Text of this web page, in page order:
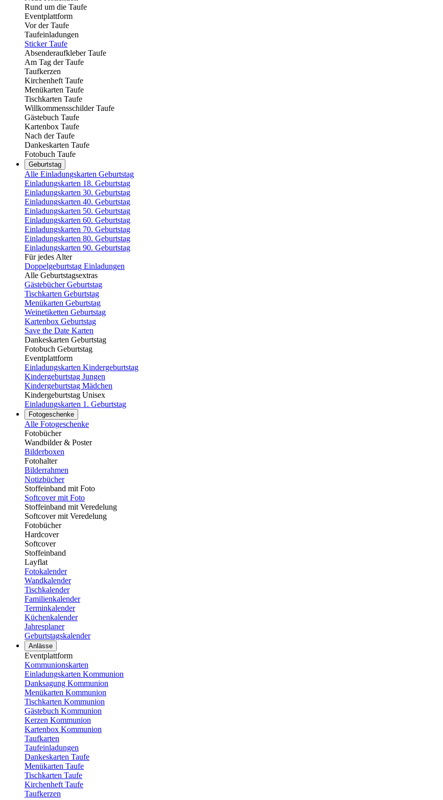
Rund um die Taufe
Eventplattform
Vor der Taufe
Taufeinladungen
Sticker Taufe
Absenderaufkleber Taufe
Am Tag der Taufe
Taufkerzen
Kirchenheft Taufe
Menükarten Taufe
Tischkarten Taufe
Willkommensschilder Taufe
Gästebuch Taufe
Kartenbox Taufe
Nach der Taufe
Dankeskarten Taufe
Fotobuch Taufe
Geburtstag
Alle Einladungskarten Geburtstag
Einladungskarten 18. Geburtstag
Einladungskarten 30. Geburtstag
Einladungskarten 40. Geburtstag
Einladungskarten 50. Geburtstag
Einladungskarten 60. Geburtstag
Einladungskarten 70. Geburtstag
Einladungskarten 80. Geburtstag
Einladungskarten 90. Geburtstag
Für jedes Alter
Doppelgeburtstag Einladungen
Alle Geburtstagsextras
Gästebücher Geburtstag
Tischkarten Geburtstag
Menükarten Geburtstag
Weinetiketten Geburtstag
Kartenbox Geburtstag
Save the Date Karten
Dankeskarten Geburtstag
Fotobuch Geburtstag
Eventplattform
Einladungskarten Kindergeburtstag
Kindergeburtstag Jungen
Kindergeburtstag Mädchen
Kindergeburtstag Unisex
Einladungskarten 1. Geburtstag
Fotogeschenke
Alle Fotogeschenke
Fotobücher
Wandbilder & Poster
Bilderboxen
Fotohalter
Bilderrahmen
Notizbücher
Stoffeinband mit Foto
Softcover mit Foto
Stoffeinband mit Veredelung
Softcover mit Veredelung
Fotobücher
Hardcover
Softcover
Stoffeinband
Layflat
Fotokalender
Wandkalender
Tischkalender
Familienkalender
Terminkalender
Küchenkalender
Jahresplaner
Geburtstagskalender
Anlässe
Eventplattform
Kommunionskarten
Einladungskarten Kommunion
Danksagung Kommunion
Menükarten Kommunion
Tischkarten Kommunion
Gästebuch Kommunion
Kerzen Kommunion
Kartenbox Kommunion
Taufkarten
Taufeinladungen
Dankeskarten Taufe
Menükarten Taufe
Tischkarten Taufe
Kirchenheft Taufe
Taufkerzen